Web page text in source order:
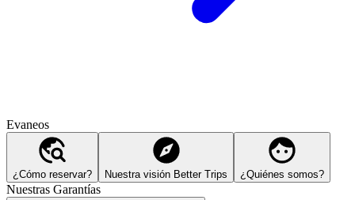
Evaneos
¿Cómo reservar? Nuestra visión Better Trips ¿Quiénes somos?
Nuestras Garantías